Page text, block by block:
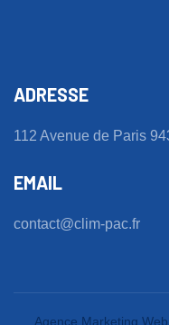
ADRESSE
112 Avenue de Paris
EMAIL
contact@clim-pac.fr
Agence Marketing Web